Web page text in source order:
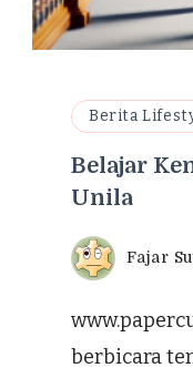
Berita
Belajar
Unila
Fajar
berbicara